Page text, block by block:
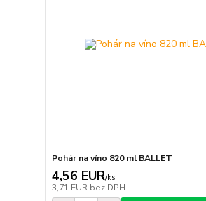
Pohár na víno 820 ml BALLET
4,56 EUR/ks
3,71 EUR bez DPH